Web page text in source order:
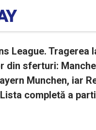
League. Tragerea
din sferturi:
Munchen, iar
completă a